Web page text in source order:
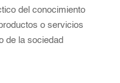
del conocimiento
o servicios
de la sociedad